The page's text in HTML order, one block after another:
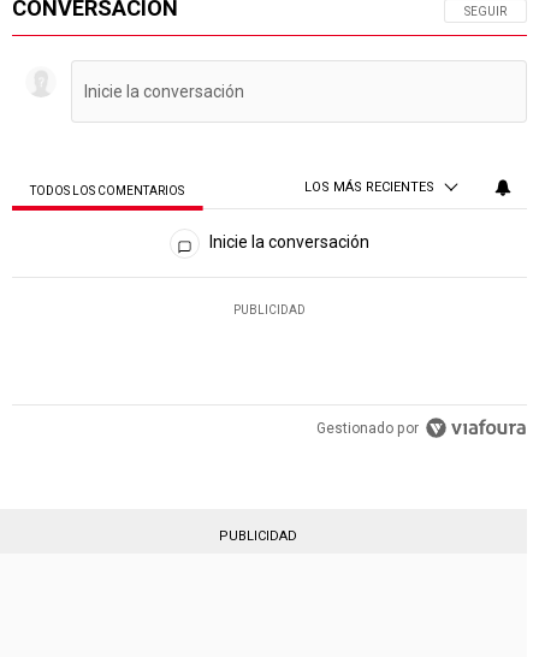
CONVERSACIÓN SIGA ESTA
SEGUIR
TODOS LOS COMENTARIOS LOS MÁS RECIENTES
Todos los comentarios
Inicie la conversación
PUBLICIDAD
Gestionado por
PUBLICIDAD